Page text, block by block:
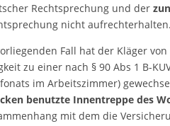
Rechtsprechung und der
nicht aufrechterhalten.
Fall hat der Kläger
zu einer nach § 90 Abs 1 B-
im Arbeitszimmer)
benutzte Innentreppe des
mit dem die